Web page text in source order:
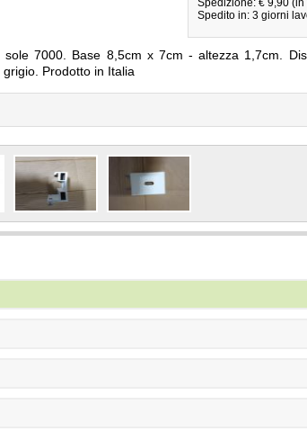
Spedizione: € 9,90 (in
Spedito in: 3 giorni
7000. Base 8,5cm x 7cm - altezza 1,7cm.
Prodotto in Italia